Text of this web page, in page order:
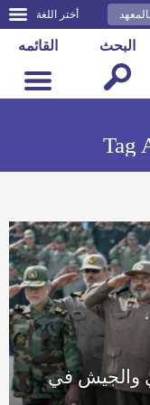
أختر اللغة
القائمه البحث
Tag
والجيش في